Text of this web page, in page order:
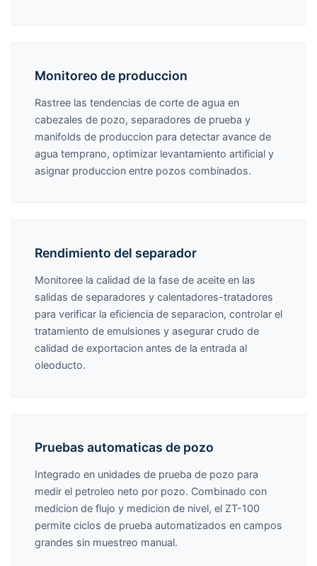
Monitoreo de produccion
Rastree las tendencias de corte de agua en
cabezales de pozo, separadores de prueba y
manifolds de produccion para detectar avance de
agua temprano, optimizar levantamiento artificial y
asignar produccion entre pozos combinados.
Rendimiento del separador
Monitoree la calidad de la fase de aceite en las
salidas de separadores y calentadores-tratadores
para verificar la eficiencia de separacion, controlar el
tratamiento de emulsiones y asegurar crudo de
calidad de exportacion antes de la entrada al
oleoducto.
Pruebas automaticas de pozo
Integrado en unidades de prueba de pozo para
medir el petroleo neto por pozo. Combinado con
medicion de flujo y medicion de nivel, el ZT-100
permite ciclos de prueba automatizados en campos
grandes sin muestreo manual.